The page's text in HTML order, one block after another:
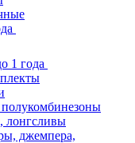
1 года
лонгсливы
джемпера,